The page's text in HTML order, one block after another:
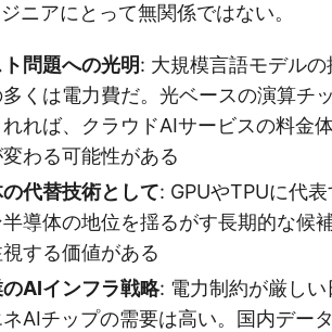
ニアにとって無関係ではない。
問題への光明: 大規模言語モデルの
くは電力費だ。光ベースの演算チ
れば、クラウドAIサービスの料金
わる可能性がある
代替技術として: GPUやTPUに代表
導体の地位を揺るがす長期的な候
する価値がある
のAIインフラ戦略: 電力制約が厳しい
AIチップの需要は高い。国内デー